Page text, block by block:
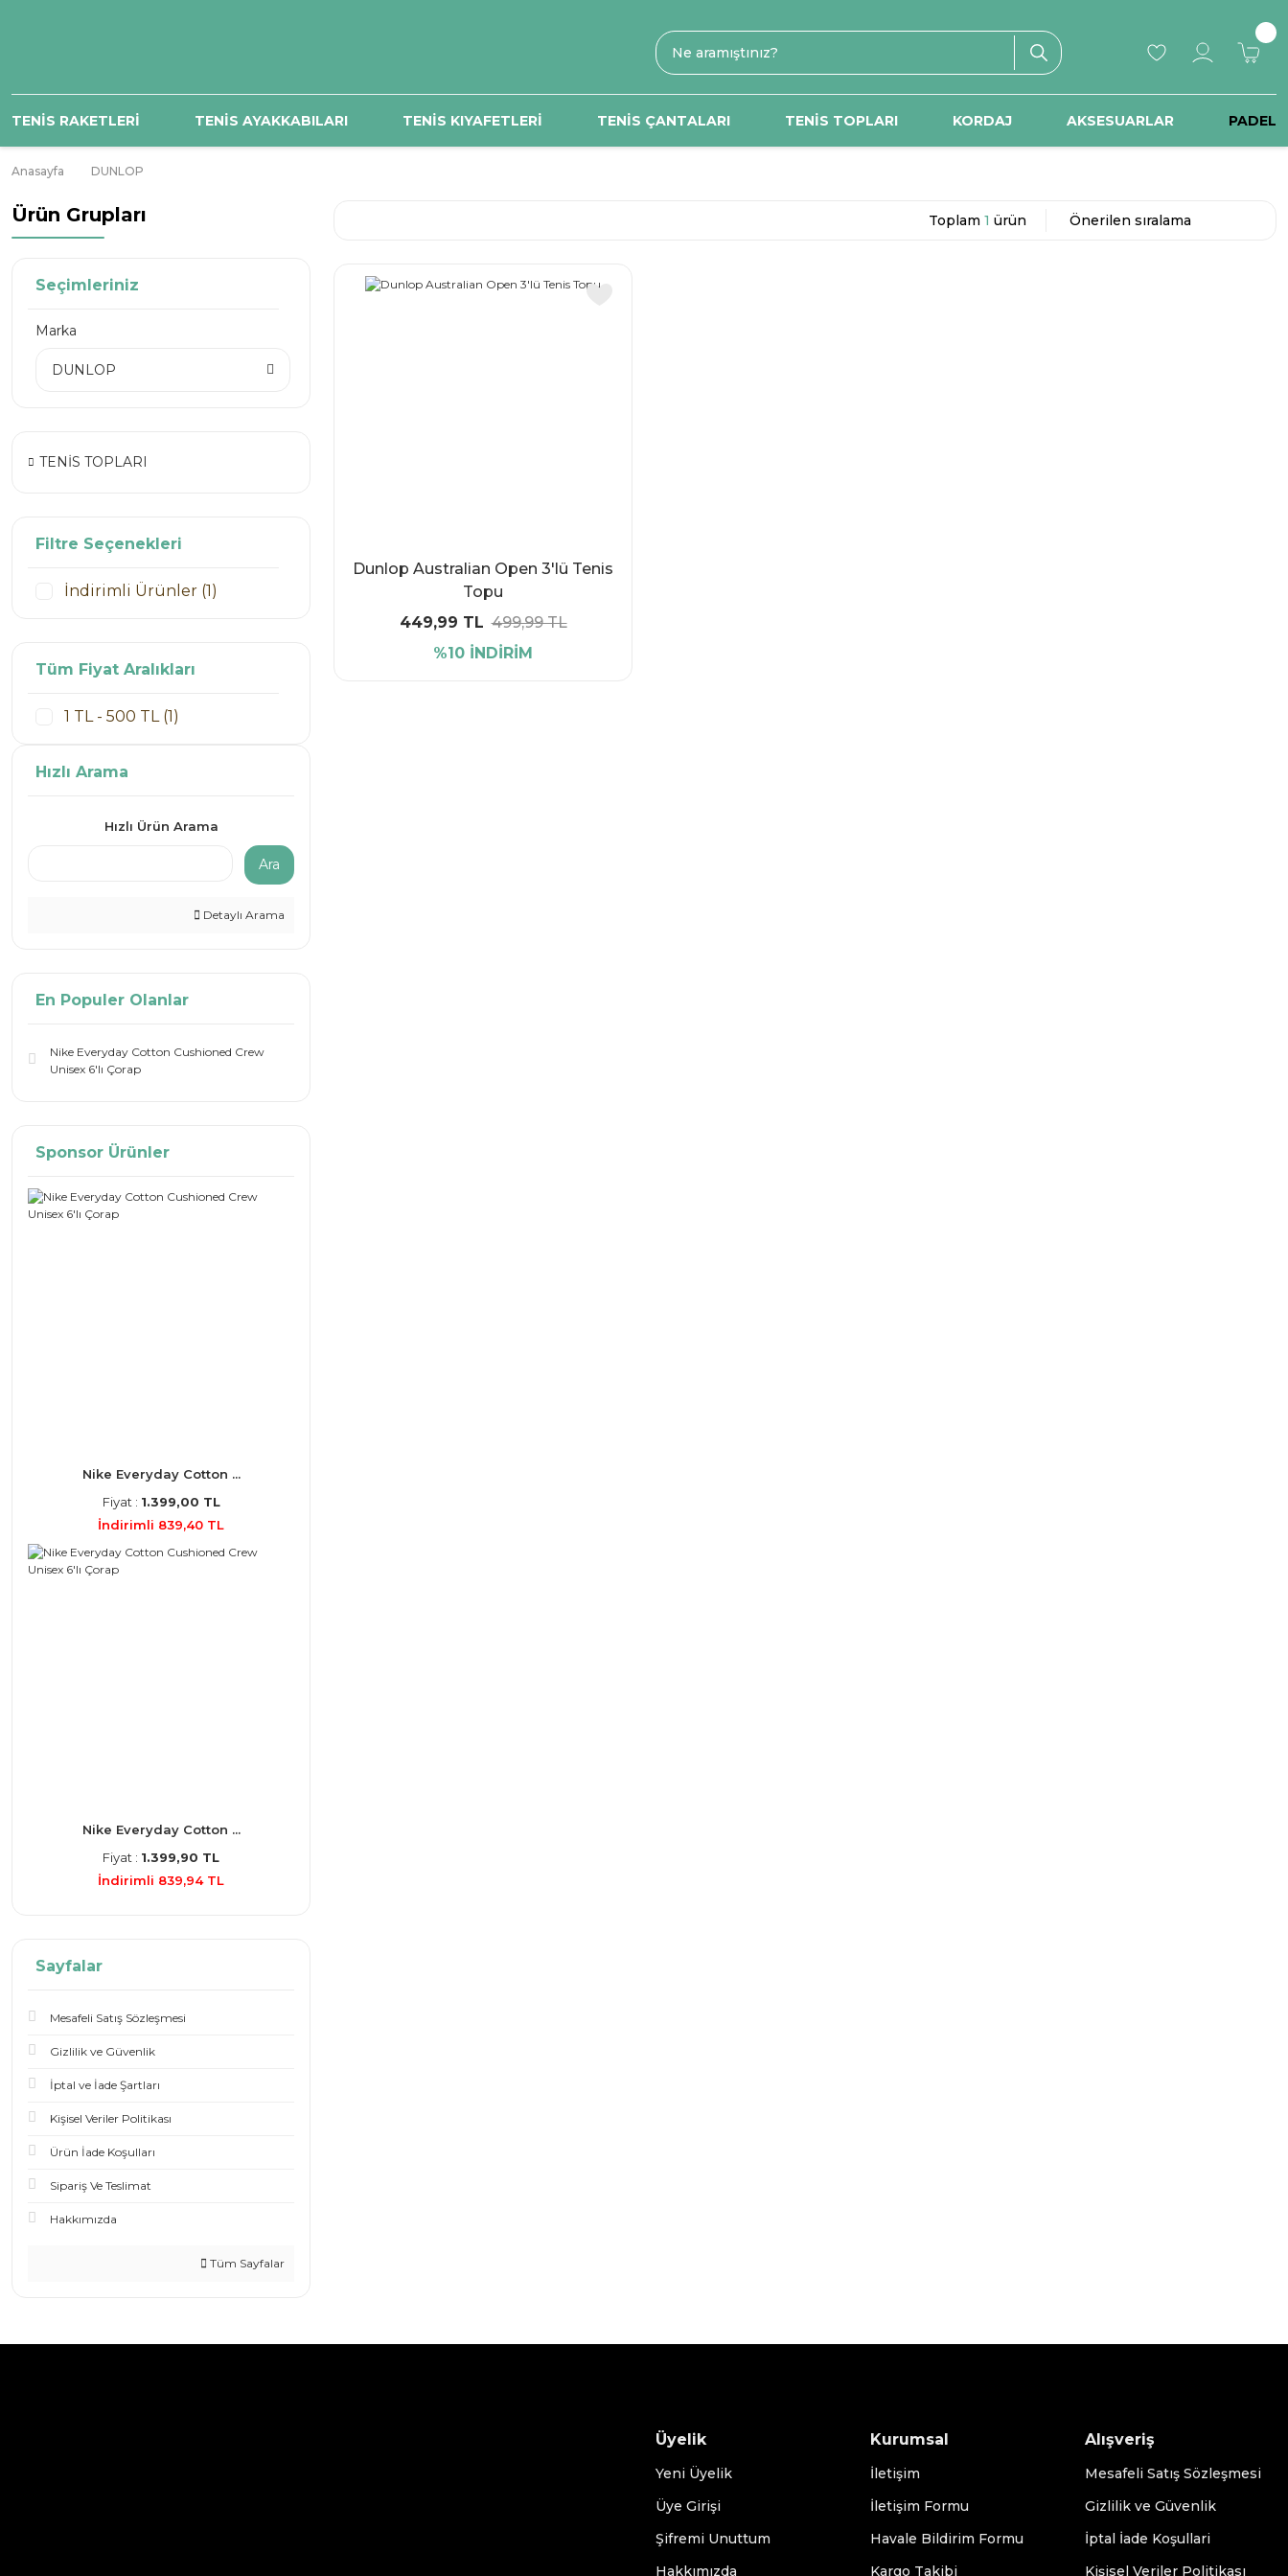
TENİS RAKETLERİ TENİS AYAKKABILARI TENİS KIYAFETLERİ TENİS ÇANTALARI TENİS TOPLARI KORDAJ AKSESUARLAR PADEL
Anasayfa DUNLOP
Ürün Grupları
Seçimleriniz
Marka
DUNLOP
TENİS TOPLARI
Filtre Seçenekleri
İndirimli Ürünler (1)
Tüm Fiyat Aralıkları
1 TL - 500 TL (1)
Hızlı Arama
Hızlı Ürün Arama
Ara
Detaylı Arama
En Populer Olanlar
Nike Everyday Cotton Cushioned Crew
Unisex 6'lı Çorap
Sponsor Ürünler
Nike Everyday Cotton ...
Fiyat : 1.399,00 TL
İndirimli 839,40 TL
Nike Everyday Cotton ...
Fiyat : 1.399,90 TL
İndirimli 839,94 TL
Sayfalar
Mesafeli Satış Sözleşmesi
Gizlilik ve Güvenlik
İptal ve İade Şartları
Kişisel Veriler Politikası
Ürün İade Koşulları
Sipariş Ve Teslimat
Hakkımızda
Tüm Sayfalar
Toplam 1 ürün
Dunlop Australian Open 3'lü Tenis
Topu
449,99 TL 499,99 TL
%10 İNDİRİM
Üyelik
Yeni Üyelik
Üye Girişi
Şifremi Unuttum
Hakkımızda
Kurumsal
İletişim
İletişim Formu
Havale Bildirim Formu
Kargo Takibi
Alışveriş
Mesafeli Satış Sözleşmesi
Gizlilik ve Güvenlik
İptal İade Koşullari
Kişisel Veriler Politikası